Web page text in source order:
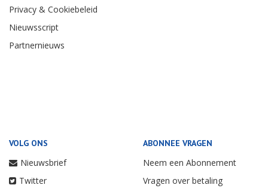
Privacy & Cookiebeleid
Nieuwsscript
Partnernieuws
VOLG ONS
Nieuwsbrief
Twitter
ABONNEE VRAGEN
Neem een Abonnement
Vragen over betaling